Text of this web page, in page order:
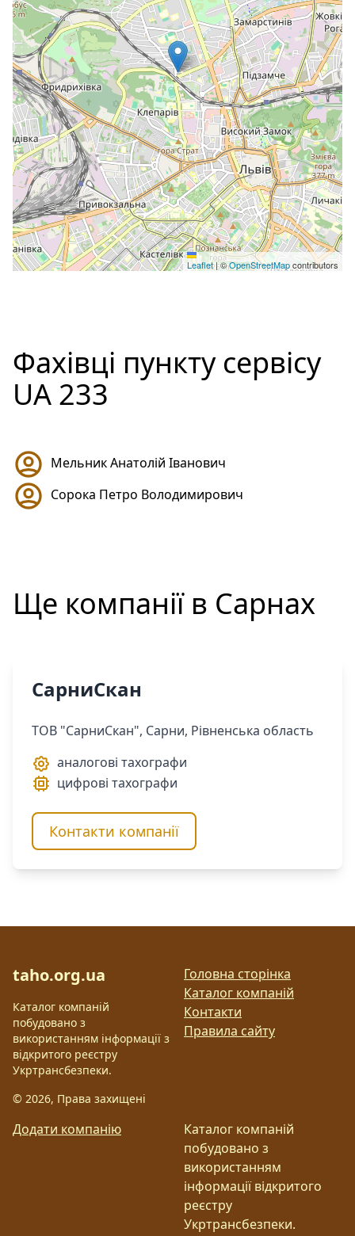
Leaflet|©OpenStreetMapcontributors
Фахівці пункту сервісу
UA 233
Мельник Анатолій Іванович
Сорока Петро Володимирович
Ще компанії в Сарнах
СарниСкан
ТОВ "СарниСкан", Сарни, Рівненська область
аналогові тахографи
цифрові тахографи
Контакти компанії
taho.org.ua
Каталог компаній
побудовано з
використанням інформації з
відкритого реєстру
Укртрансбезпеки.
© 2026, Права захищені
Головна сторінка
Каталог компаній
Контакти
Правила сайту
Додати компанію
Каталог компаній
побудовано з
використанням
інформації відкритого
реєстру
Укртрансбезпеки.